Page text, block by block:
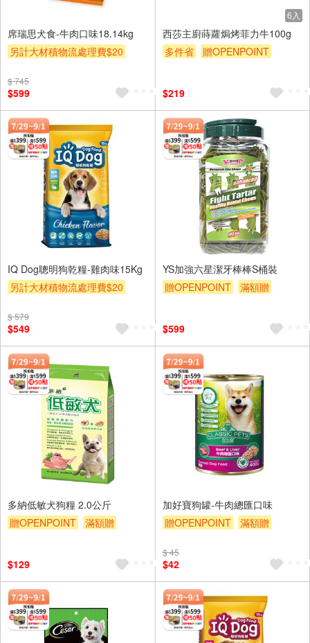
席瑞思犬食-牛肉口味18.14kg
另計大材積物流處理費$20
贈$200
$ 745
$599
6入
西莎主廚蒔蘿焗烤菲力牛100g
多件省
贈OPENPOINT
$219
IQ Dog聰明狗乾糧-雞肉味15Kg
另計大材積物流處理費$20
贈$200
$ 579
$549
YS加強六星潔牙棒棒S桶裝
贈OPENPOINT
滿額贈
$599
多納低敏犬狗糧 2.0公斤
贈OPENPOINT
滿額贈
$129
加好寶狗罐-牛肉總匯口味
贈OPENPOINT
滿額贈
$ 45
$42